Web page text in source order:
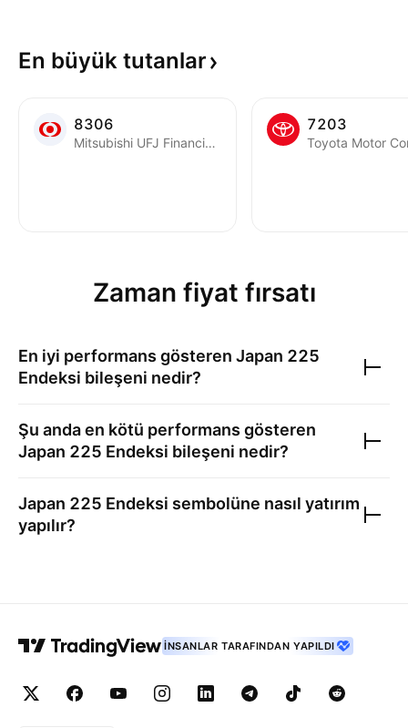
En büyük tutanlar
8306
Mitsubishi UFJ Financial Group, Inc.
7203
Toyota Motor
Zaman fiyat fırsatı
En iyi performans gösteren Japan 225
Endeksi bileşeni nedir?
Şu anda en kötü performans gösteren
Japan 225 Endeksi bileşeni nedir?
Japan 225 Endeksi sembolüne nasıl yatırım
yapılır?
İNSANLAR TARAFINDAN YAPILDI